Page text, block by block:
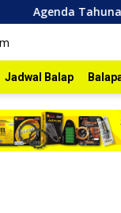
Agenda Tahunan
Jadwal Balap